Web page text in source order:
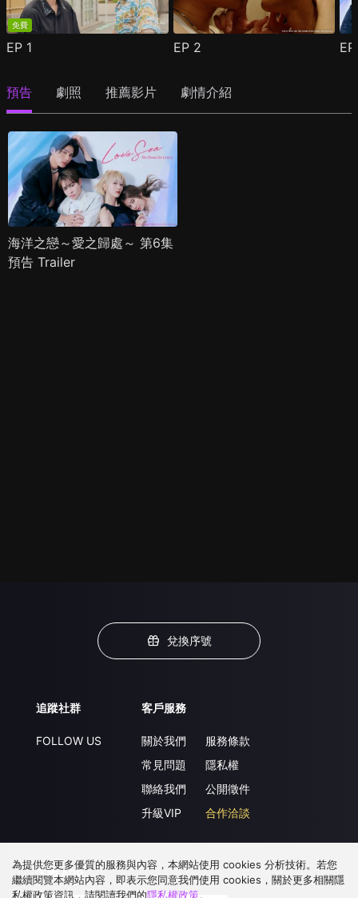
免費
EP 1 EP 2
預告 劇照 推薦影片 劇情介紹
海洋之戀～愛之歸處～ 第6集
預告 Trailer
兌換序號
追蹤社群
FOLLOW US
客戶服務
關於我們
常見問題
聯絡我們
升級VIP
服務條款
隱私權
公開徵件
合作洽談
下載 APP
為提供您更多優質的服務與內容，本網站使用 cookies 分析技術。若您
繼續閱覽本網站內容，即表示您同意我們使用 cookies，關於更多相關隱
私權政策資訊，請閱讀我們的隱私權政策。